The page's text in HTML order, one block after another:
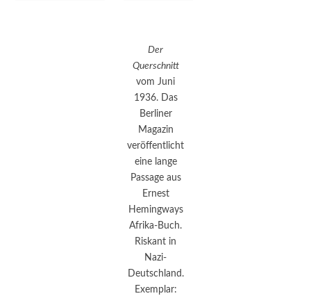
Der
Querschnitt
vom Juni
1936. Das
Berliner
Magazin
veröffentlicht
eine lange
Passage aus
Ernest
Hemingways
Afrika-Buch.
Riskant in
Nazi-
Deutschland.
Exemplar: